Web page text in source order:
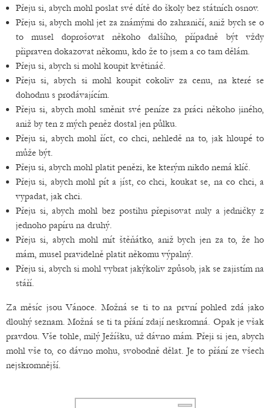
Přeju si, abych mohl poslat své dítě do školy bez státních osnov.
Přeju si, abych mohl jet za známými do zahraničí, aniž bych se o
to musel doprošovat někoho dalšího, případně být vždy
připraven dokazovat někomu, kdo že to jsem a co tam dělám.
Přeju si, abych si mohl koupit květináč.
Přeju si, abych si mohl koupit cokoliv za cenu, na které se
dohodnu s prodávajícím.
Přeju si, abych mohl směnit své peníze za práci někoho jiného,
aniž by ten z mých peněz dostal jen půlku.
Přeju si, abych mohl říct, co chci, nehledě na to, jak hloupé to
může být.
Přeju si, abych mohl platit penězi, ke kterým nikdo nemá klíč.
Přeju si, abych mohl pít a jíst, co chci, koukat se, na co chci, a
vypadat, jak chci.
Přeju si, abych mohl bez postihu přepisovat nuly a jedničky z
jednoho papíru na druhý.
Přeju si, abych mohl mít štěňátko, aniž bych jen za to, že ho
mám, musel pravidelně platit někomu výpalný.
Přeju si, abych si mohl vybrat jakýkoliv způsob, jak se zajistím na
stáří.
Za měsíc jsou Vánoce. Možná se ti to na první pohled zdá jako
dlouhý seznam. Možná se ti ta přání zdají neskromná. Opak je však
pravdou. Vše tohle, milý Ježíšku, už dávno mám. Přeji si jen, abych
mohl vše to, co dávno mohu, svobodně dělat. Je to přání ze všech
nejskromnější.